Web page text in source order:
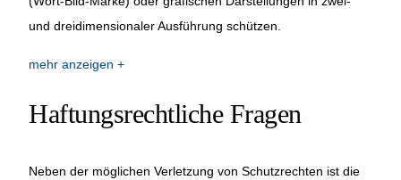
und dreidimensionaler Ausführung schützen.
mehr anzeigen
Haftungsrechtliche Fragen
Neben der möglichen Verletzung von Schutzrechten ist die